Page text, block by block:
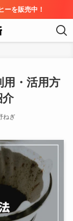
ーを販売中！
・活用方
介
ねぎ